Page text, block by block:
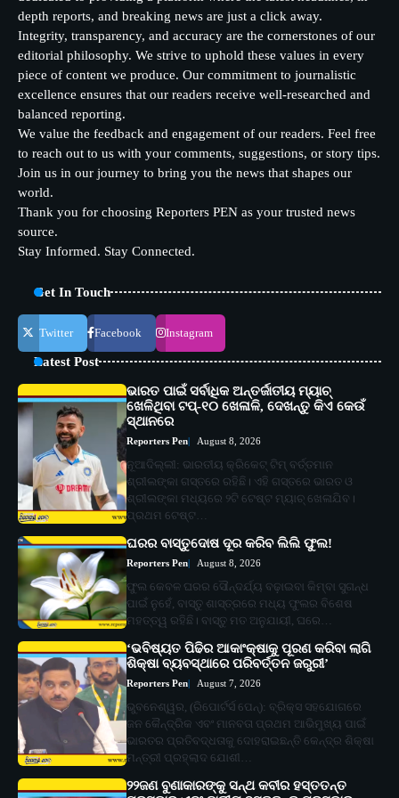
depth reports, and breaking news are just a click away.
Integrity, transparency, and accuracy are the cornerstones of our
editorial philosophy. We strive to uphold these values in every
piece of content we produce. Our commitment to journalistic
excellence ensures that our readers receive well-researched and
balanced reporting.
We value the feedback and engagement of our readers. Feel free
to reach out to us with your comments, suggestions, or story tips.
Join us in our journey to bring you the news that shapes our
world.
Thank you for choosing Reporters PEN as your trusted news
source.
Stay Informed. Stay Connected.
Get In Touch
Twitter Facebook Instagram
Latest Post
ଭାରତ ପାଇଁ ସର୍ବାଧିକ ଅନ୍ତର୍ଜାତୀୟ ମ୍ୟାଚ୍
ଖେଳିଥିବା ଟପ୍-୧୦ ଖେଳାଳି, ଦେଖନ୍ତୁ କିଏ କେଉଁ
ସ୍ଥାନରେ
Reporters Pen August 8, 2026
ନୂଆଦିଲ୍ଲୀ: ଭାରତୀୟ କ୍ରିକେଟ୍ ଟିମ୍ ବର୍ତ୍ତମାନ
ଶ୍ରୀଲଙ୍କା ଗସ୍ତରେ ରହିଛି। ଏହି ଗସ୍ତରେ ଭାରତ ଓ
ଶ୍ରୀଲଙ୍କା ମଧ୍ୟରେ ୨ଟି ଟେଷ୍ଟ ମ୍ୟାଚ୍ ଖେଳାଯିବ।
ପ୍ରଥମ ଟେଷ୍ଟ…
ଘରର ବାସ୍ତୁଦୋଷ ଦୂର କରିବ ଲିଲି ଫୁଲ!
Reporters Pen August 8, 2026
ଫୁଲ କେବଳ ଘରର ସୌନ୍ଦର୍ଯ୍ୟ ବଢ଼ାଇବା କିମ୍ବା ସୁଗନ୍ଧ
ପାଇଁ ନୁହେଁ, ବାସ୍ତୁ ଶାସ୍ତ୍ରରେ ମଧ୍ୟ ଫୁଲର ବିଶେଷ
ମହତ୍ତ୍ୱ ରହିଛି। ବାସ୍ତୁ ମତ ଅନୁଯାୟୀ, ଘରେ…
‘ଭବିଷ୍ୟତ ପିଢିର ଆକାଂକ୍ଷାକୁ ପୂରଣ କରିବା ଲାଗି
ଶିକ୍ଷା ବ୍ୟବସ୍ଥାରେ ପରିବର୍ତ୍ତନ ଜରୁରୀ’
Reporters Pen August 7, 2026
ଭୁବନେଶ୍ୱର, (ରିପୋର୍ଟର୍ସ ପେନ୍‌): ବ୍ରିକ୍ସ ସହଯୋଗରେ
ଜନ କୈନ୍ଦ୍ରିକ ଏବଂ ମାନବତା ପ୍ରଥମ ଆଭିମୁଖ୍ୟ ପାଇଁ
ଭାରତର ପ୍ରତିବଦ୍ଧତାକୁ ଦୋହରାଇଛନ୍ତି କେନ୍ଦ୍ର ଶିକ୍ଷା
ମନ୍ତ୍ରୀ ପ୍ରହ୍ଲାଦ ଯୋଶୀ…
୨୨ଜଣ ବୁଣାକାରଙ୍କୁ ସନ୍ଥ କବୀର ହସ୍ତତନ୍ତ